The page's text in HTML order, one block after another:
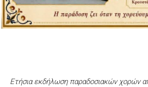
Ετήσια εκδήλωση παραδοσιακών χορών